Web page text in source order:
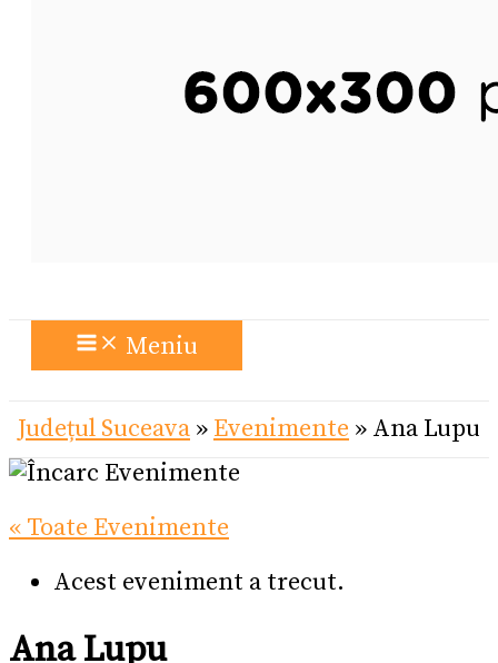
Meniu
Județul Suceava » Evenimente » Ana Lupu
« Toate Evenimente
Acest eveniment a trecut.
Ana Lupu